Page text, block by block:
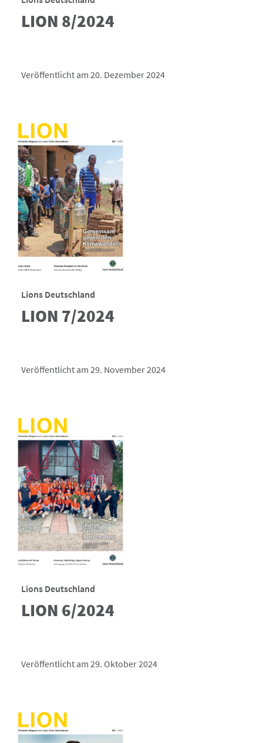
LION 8/2024
Veröffentlicht am 20. Dezember 2024
Lions Deutschland
LION 7/2024
Veröffentlicht am 29. November 2024
Lions Deutschland
LION 6/2024
Veröffentlicht am 29. Oktober 2024